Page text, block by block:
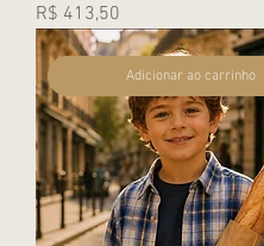
Preço
R$ 413,50
Adicionar ao carrinho